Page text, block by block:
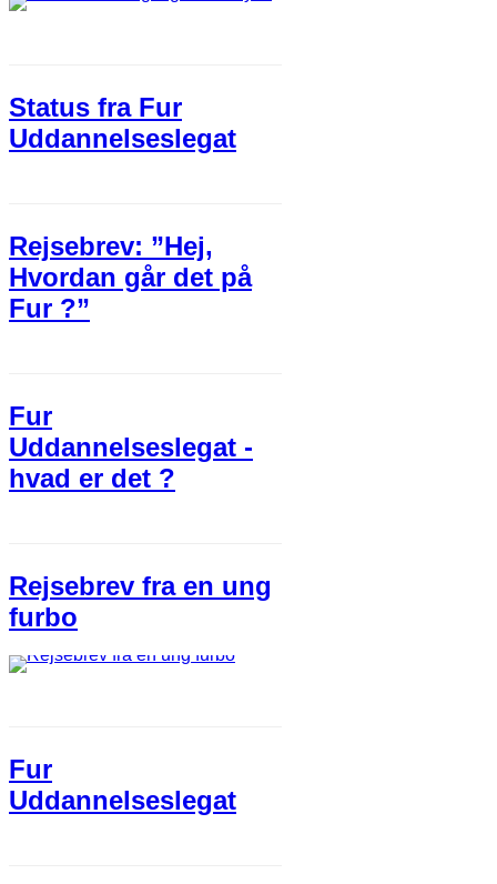
Status fra Fur
Uddannelseslegat
Rejsebrev: ”Hej,
Hvordan går det på
Fur ?”
Fur
Uddannelseslegat -
hvad er det ?
Rejsebrev fra en ung
furbo
Fur
Uddannelseslegat